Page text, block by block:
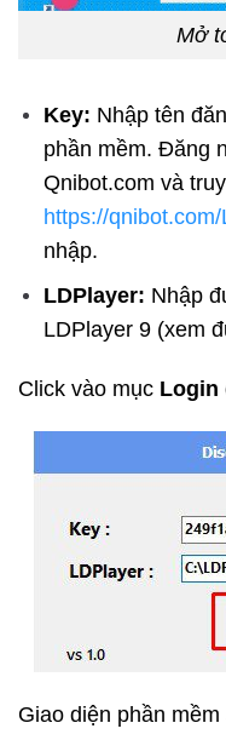
Mở
Key: Nhập tên
phần mềm. Đăng
Qnibot.com và
https://
nhập.
LDPlayer: Nhập
LDPlayer 9 (xem
Click vào mục Login
Giao diện phần